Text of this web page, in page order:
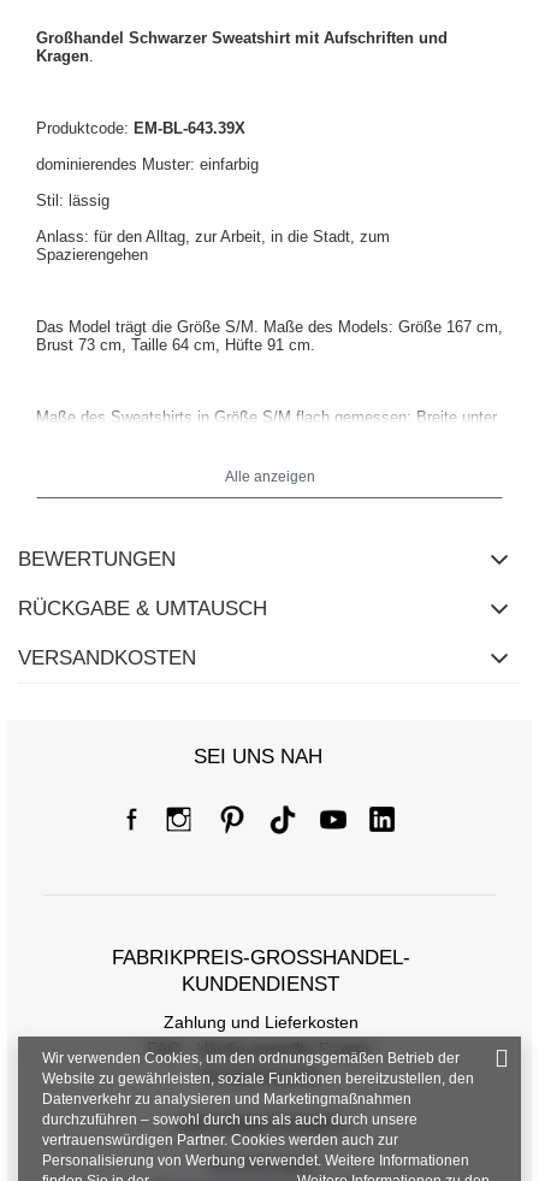
Großhandel Schwarzer Sweatshirt mit Aufschriften und
Kragen
Produktcode: EM-BL-643.39X
dominierendes Muster: einfarbig
Stil: lässig
Anlass: für den Alltag, zur Arbeit, in die Stadt, zum
Spazierengehen
Das Model trägt die Größe S/M. Maße des Models: Größe 167 cm,
Brust 73 cm, Taille 64 cm, Hüfte 91 cm.
Maße des Sweatshirts in Größe S/M flach gemessen: Breite unter
Alle anzeigen
BEWERTUNGEN
RÜCKGABE & UMTAUSCH
VERSANDKOSTEN
SEI UNS NAH
FABRIKPREIS-GROSSHANDEL-K
UNDENDIENST
Zahlung und Lieferkosten
FAQ - Häufig gestellte Fragen
Rückgabepolitik
INFORMATIONEN
Verordnungen
Wir verwenden Cookies, um den ordnungsgemäßen Betrieb der
Website zu gewährleisten, soziale Funktionen bereitzustellen, den
Datenverkehr zu analysieren und Marketingmaßnahmen
durchzuführen – sowohl durch uns als auch durch unsere
vertrauenswürdigen Partner. Cookies werden auch zur
Personalisierung von Werbung verwendet. Weitere Informationen